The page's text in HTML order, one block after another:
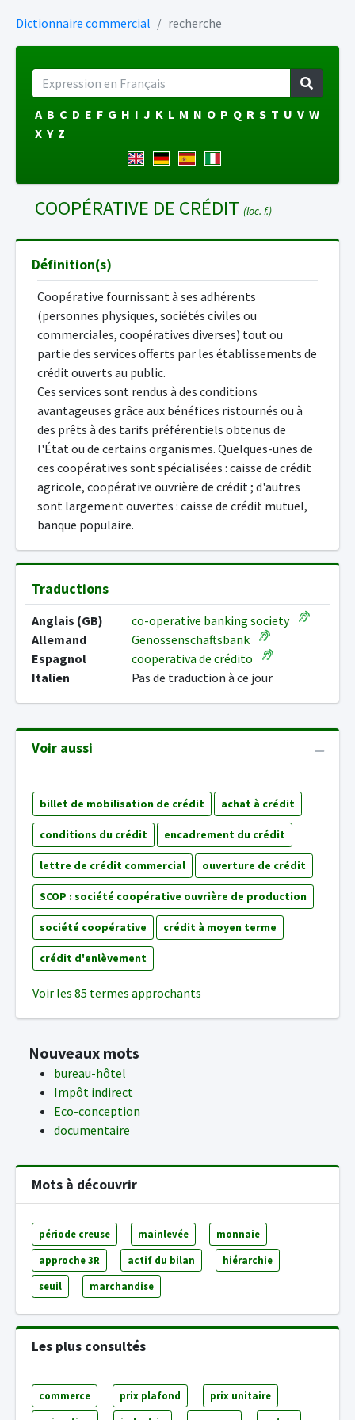
Dictionnaire commercial recherche
A B C D E F G H I J K L M N O P Q R S T U V W
X Y Z
COOPÉRATIVE DE CRÉDIT (loc. f.)
Définition(s)
Coopérative fournissant à ses adhérents
(personnes physiques, sociétés civiles ou
commerciales, coopératives diverses) tout ou
partie des services offerts par les établissements de
crédit ouverts au public.
Ces services sont rendus à des conditions
avantageuses grâce aux bénéfices ristournés ou à
des prêts à des tarifs préférentiels obtenus de
l'État ou de certains organismes. Quelques-unes de
ces coopératives sont spécialisées : caisse de crédit
agricole, coopérative ouvrière de crédit ; d'autres
sont largement ouvertes : caisse de crédit mutuel,
banque populaire.
Traductions
Anglais (GB)
co-operative banking society
Allemand
Genossenschaftsbank
Espagnol
cooperativa de crédito
Italien
Pas de traduction à ce jour
Voir aussi
billet de mobilisation de crédit achat à crédit
conditions du crédit encadrement du crédit
lettre de crédit commercial ouverture de crédit
SCOP : société coopérative ouvrière de production
société coopérative crédit à moyen terme
crédit d'enlèvement
Voir les 85 termes approchants
Nouveaux mots
bureau-hôtel
Impôt indirect
Eco-conception
documentaire
Mots à découvrir
période creuse mainlevée monnaie
approche 3R actif du bilan hiérarchie
seuil marchandise
Les plus consultés
commerce prix plafond prix unitaire